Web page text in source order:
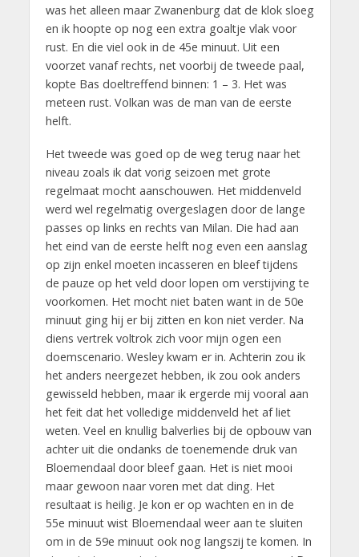
was het alleen maar Zwanenburg dat de klok sloeg
en ik hoopte op nog een extra goaltje vlak voor
rust. En die viel ook in de 45e minuut. Uit een
voorzet vanaf rechts, net voorbij de tweede paal,
kopte Bas doeltreffend binnen: 1 – 3. Het was
meteen rust. Volkan was de man van de eerste
helft.
Het tweede was goed op de weg terug naar het
niveau zoals ik dat vorig seizoen met grote
regelmaat mocht aanschouwen. Het middenveld
werd wel regelmatig overgeslagen door de lange
passes op links en rechts van Milan. Die had aan
het eind van de eerste helft nog even een aanslag
op zijn enkel moeten incasseren en bleef tijdens
de pauze op het veld door lopen om verstijving te
voorkomen. Het mocht niet baten want in de 50e
minuut ging hij er bij zitten en kon niet verder. Na
diens vertrek voltrok zich voor mijn ogen een
doemscenario. Wesley kwam er in. Achterin zou ik
het anders neergezet hebben, ik zou ook anders
gewisseld hebben, maar ik ergerde mij vooral aan
het feit dat het volledige middenveld het af liet
weten. Veel en knullig balverlies bij de opbouw van
achter uit die ondanks de toenemende druk van
Bloemendaal door bleef gaan. Het is niet mooi
maar gewoon naar voren met dat ding. Het
resultaat is heilig. Je kon er op wachten en in de
55e minuut wist Bloemendaal weer aan te sluiten
om in de 59e minuut ook nog langszij te komen. In